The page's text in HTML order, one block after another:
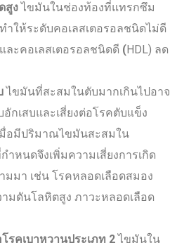
สูงไขมันในช่องท้องที่แทรกซึม
ำให้ระดับคอเลสเตอรอลชนิดไม่ดี
ละคอเลสเตอรอลชนิดดี (HDL) ลด
ไขมันที่สะสมในตับมากเกินไปอาจ
กเสบและเสี่ยงต่อโรคตับแข็ง
มื่อมีปริมาณไขมันสะสมใน
ำหนดจึงเพิ่มความเสี่ยงการเกิด
มมา เช่น โรคหลอดเลือดสมอง
มดันโลหิตสูง ภาวะหลอดเลือด
รคเบาหวานประเภท 2ไขมันใน